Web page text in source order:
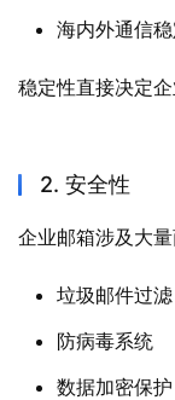
海内外通信
稳定性直接决定企
2. 安全性
企业邮箱涉及大
垃圾邮件过滤
防病毒系统
数据加密保护